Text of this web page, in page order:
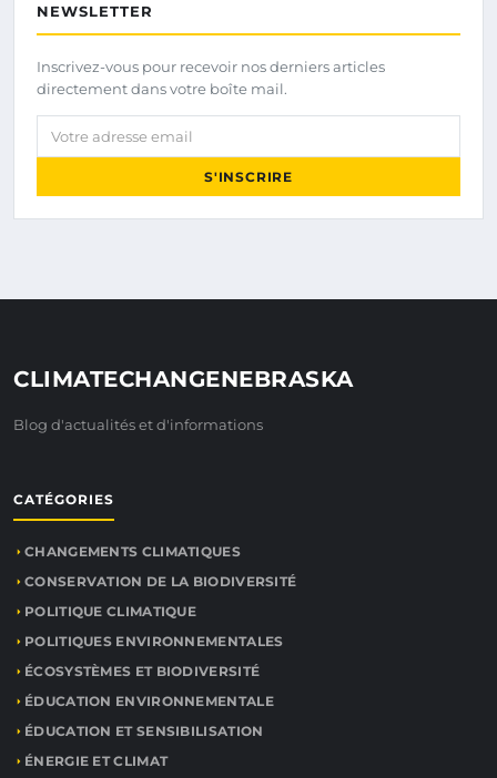
NEWSLETTER
Inscrivez-vous pour recevoir nos derniers articles
directement dans votre boîte mail.
Votre adresse email
S'INSCRIRE
CLIMATECHANGENEBRASKA
Blog d'actualités et d'informations
CATÉGORIES
CHANGEMENTS CLIMATIQUES
CONSERVATION DE LA BIODIVERSITÉ
POLITIQUE CLIMATIQUE
POLITIQUES ENVIRONNEMENTALES
ÉCOSYSTÈMES ET BIODIVERSITÉ
ÉDUCATION ENVIRONNEMENTALE
ÉDUCATION ET SENSIBILISATION
ÉNERGIE ET CLIMAT